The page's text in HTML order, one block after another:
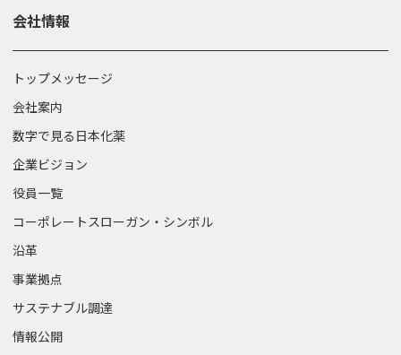
会社情報
トップメッセージ
会社案内
数字で見る日本化薬
企業ビジョン
役員一覧
コーポレートスローガン・ シンボル
沿革
事業拠点
サステナブル調達
情報公開